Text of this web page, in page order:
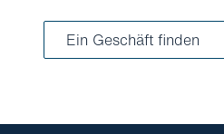
Ein Geschäft finden